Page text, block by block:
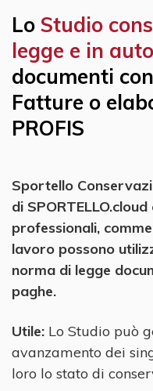
Lo Studio
legge e in
documenti
Fatture o
PROFIS
Sportello
di
professionali,
lavoro possono
norma di legge
paghe.
Utile: Lo Studio può
avanzamento dei
loro lo stato di